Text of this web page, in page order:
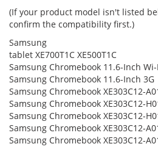
(If your product model isn't listed
confirm the compatibility first.)
Samsung
tablet XE700T1C XE500T1C
Samsung Chromebook 11.6-Inch Wi-
Samsung Chromebook 11.6-Inch 3G
Samsung Chromebook XE303C12-
Samsung Chromebook XE303C12-
Samsung Chromebook XE303C12-
Samsung Chromebook XE303C12-
Samsung Chromebook XE303C12-